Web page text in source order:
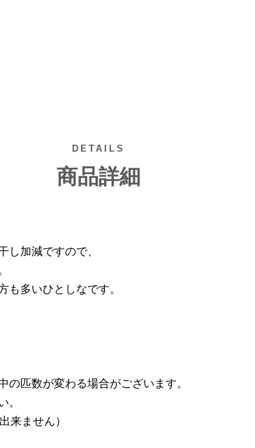
DETAILS
商品詳細
し加減ですので、
も多いひとしなです。
の匹数が変わる場合がございます。
。
来ません）